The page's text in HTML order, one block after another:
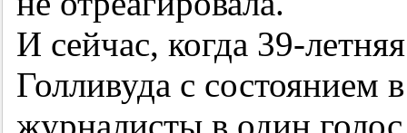
И сейчас, когда 39-летняя
Голливуда с состоянием